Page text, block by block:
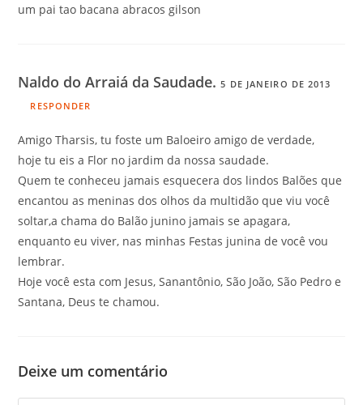
um pai tao bacana abracos gilson
Naldo do Arraiá da Saudade.5 DE JANEIRO DE 2013
RESPONDER
Amigo Tharsis, tu foste um Baloeiro amigo de verdade,
hoje tu eis a Flor no jardim da nossa saudade.
Quem te conheceu jamais esquecera dos lindos Balões que
encantou as meninas dos olhos da multidão que viu você
soltar,a chama do Balão junino jamais se apagara,
enquanto eu viver, nas minhas Festas junina de você vou
lembrar.
Hoje você esta com Jesus, Sanantônio, São João, São Pedro e
Santana, Deus te chamou.
Deixe um comentário